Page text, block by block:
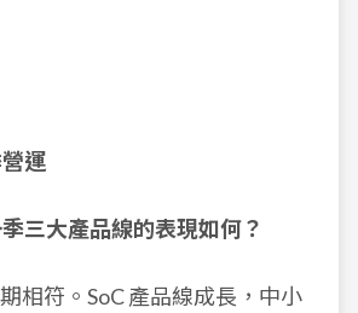
運
三大產品線的表現如何？
相符。SoC 產品線成長，中小